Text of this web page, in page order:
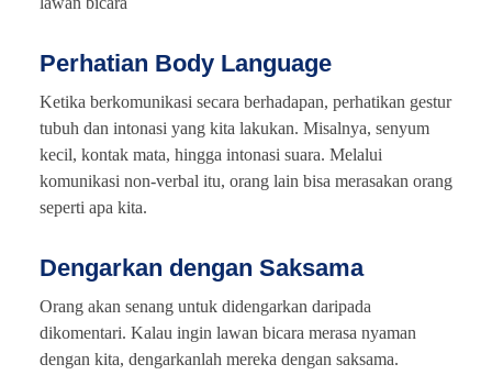
Perhatian Body Language
Ketika berkomunikasi secara berhadapan, perhatikan gestur
tubuh dan intonasi yang kita lakukan. Misalnya, senyum
kecil, kontak mata, hingga intonasi suara. Melalui
komunikasi non-verbal itu, orang lain bisa merasakan orang
seperti apa kita.
Dengarkan dengan Saksama
Orang akan senang untuk didengarkan daripada
dikomentari. Kalau ingin lawan bicara merasa nyaman
dengan kita, dengarkanlah mereka dengan saksama.